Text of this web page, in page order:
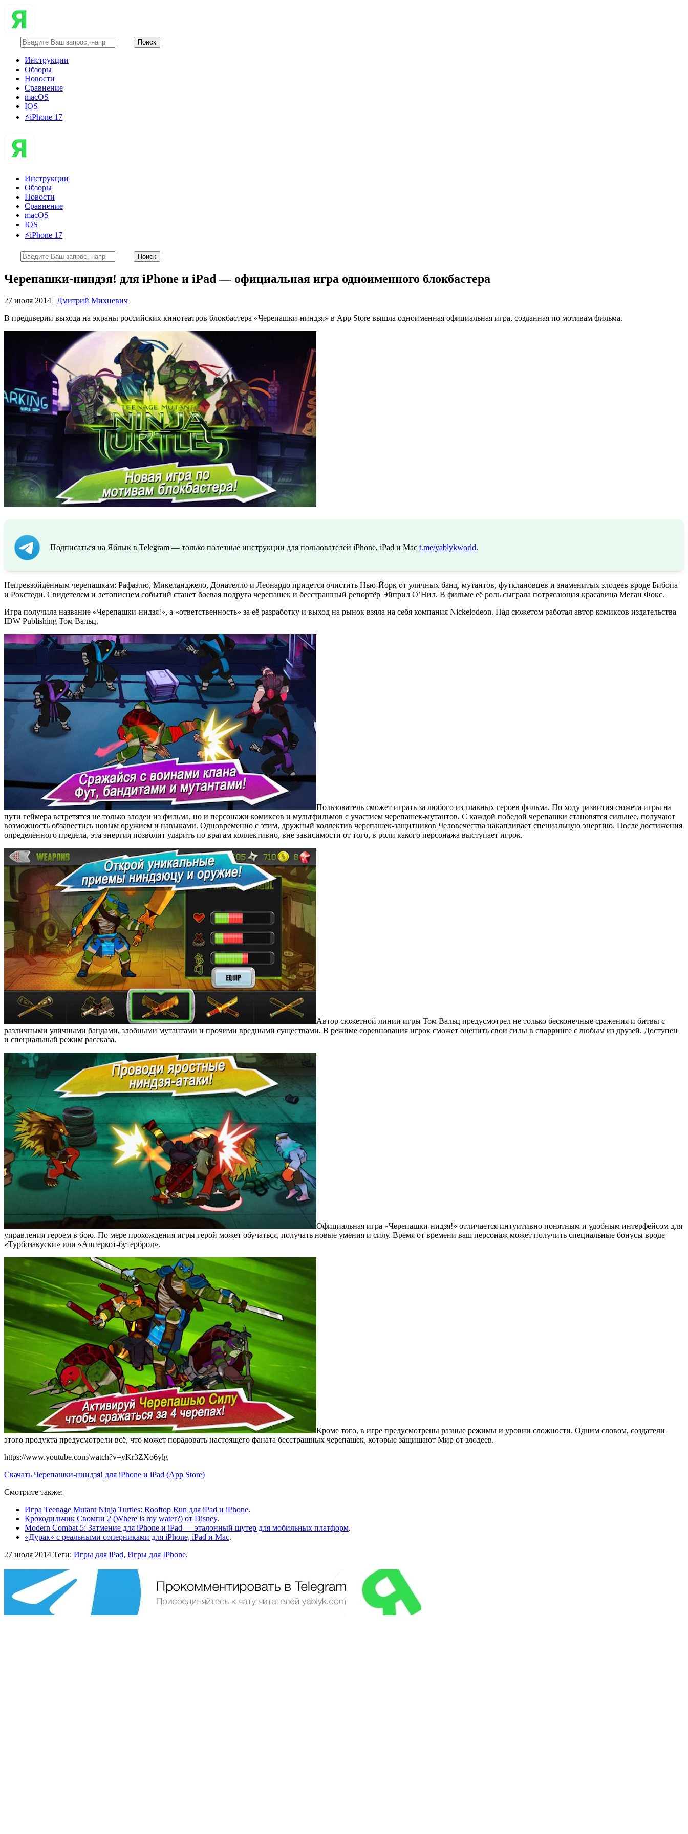
Инструкции
Обзоры
Новости
Сравнение
macOS
IOS
⚡️iPhone 17
Инструкции
Обзоры
Новости
Сравнение
macOS
IOS
⚡️iPhone 17
Черепашки-ниндзя! для iPhone и iPad — официальная игра одноименного блокбастера
27 июля 2014 | Дмитрий Михневич
В преддверии выхода на экраны российских кинотеатров блокбастера «Черепашки-ниндзя» в App Store вышла одноименная официальная игра, созданная по мотивам фильма.
Подписаться на Яблык в Telegram — только полезные инструкции для пользователей iPhone, iPad и Mac t.me/yablykworld.
Непревзойдённым черепашкам: Рафаэлю, Микеланджело, Донателло и Леонардо придется очистить Нью-Йорк от уличных банд, мутантов, футклановцев и знаменитых злодеев вроде Бибопа
и Рокстеди. Свидетелем и летописцем событий станет боевая подруга черепашек и бесстрашный репортёр Эйприл О’Нил. В фильме её роль сыграла потрясающая красавица Меган Фокс.
Игра получила название «Черепашки-нидзя!», а «ответственность» за её разработку и выход на рынок взяла на себя компания Nickelodeon. Над сюжетом работал автор комиксов издательства
IDW Publishing Том Вальц.
Пользователь сможет играть за любого из главных героев фильма. По ходу развития сюжета игры на
пути геймера встретятся не только злодеи из фильма, но и персонажи комиксов и мультфильмов с участием черепашек-мутантов. С каждой победой черепашки становятся сильнее, получают
возможность обзавестись новым оружием и навыками. Одновременно с этим, дружный коллектив черепашек-защитников Человечества накапливает специальную энергию. После достижения
определённого предела, эта энергия позволит ударить по врагам коллективно, вне зависимости от того, в роли какого персонажа выступает игрок.
Автор сюжетной линии игры Том Вальц предусмотрел не только бесконечные сражения и битвы с
различными уличными бандами, злобными мутантами и прочими вредными существами. В режиме соревнования игрок сможет оценить свои силы в спарринге с любым из друзей. Доступен
и специальный режим рассказа.
Официальная игра «Черепашки-нидзя!» отличается интуитивно понятным и удобным интерфейсом для
управления героем в бою. По мере прохождения игры герой может обучаться, получать новые умения и силу. Время от времени ваш персонаж может получить специальные бонусы вроде
«Турбозакуски» или «Апперкот-бутерброд».
Кроме того, в игре предусмотрены разные режимы и уровни сложности. Одним словом, создатели
этого продукта предусмотрели всё, что может порадовать настоящего фаната бесстрашных черепашек, которые защищают Мир от злодеев.
https://www.youtube.com/watch?v=yKr3ZXo6ylg
Скачать Черепашки-ниндзя! для iPhone и iPad (App Store)
Смотрите также:
Игра Teenage Mutant Ninja Turtles: Rooftop Run для iPad и iPhone.
Крокодильчик Свомпи 2 (Where is my water?) от Disney.
Modern Combat 5: Затмение для iPhone и iPad — эталонный шутер для мобильных платформ.
«Дурак» с реальными соперниками для iPhone, iPad и Mac.
27 июля 2014 Теги: Игры для iPad, Игры для IPhone.